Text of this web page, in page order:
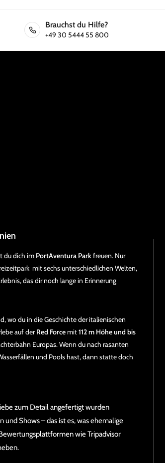
Brauchst du Hilfe?
+49 30 5444 55 800
du dich im PortAventura Parkfreuen. Nur
mit sechs unterschiedlichen Welten,
das dir noch lange in Erinnerung
wo du in die Geschichte der italienischen
auf derRed Forcemit112 m Höhe und bis
Europas. Wenn du nach rasanten
und Pools hast, dann statte doch
zum Detail angefertigt wurden
Shows – das ist es, was ehemalige
wie Tripadvisor